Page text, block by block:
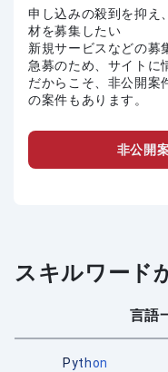
申し込みの殺到を抑え
材を募集したい
新規サービスなどの募
急募のため、サイトに
だからこそ、非公開案
の案件もあります。
非公開
スキルワード
言語
Python